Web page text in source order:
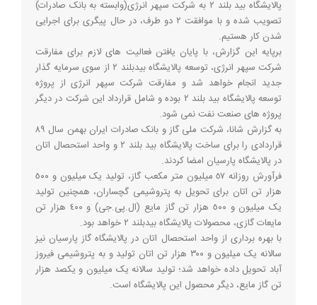
پالایشگاه بید بلند ۲ به شرکت سپهر انرژی(وابسته به بانک صادرات)
تصویب شده و با موافقت ۲ دو طرف، در حال پیگری برای اجرایی
شدن کار هستیم.
برپایه این گزارش، با پایان یافتن فعالیت های لازم برای مفارقت
شرکت سپهر انرژی، توسعه پالایشگاه بیدبلند ۲ از سوی سرمایه گذار
جدید انجام خواهد شد و مفارقت شرکت سپهر انرژی از پروژه
توسعه پالایشگاه بید بلند ۲ بوده و شامل قرارداد این شرکت در دیگر
پروژه های صنعت نفت نمی شود.
به گزارش شانا، شرکت ملی گاز و بانک صادرات ایران بهمن سال ٨٩
قراردادی را برای ساخت پالایشگاه بید بلند ٢ و واحد استحصال اتان
در پالایشگاه پارسیان امضا کردند.
فرآورش روزانه ٥٧ میلیون متر مکعب گاز، تولید یک میلیون و ٥٠٠
هزار تن اتان برای تحویل به پتروشیمی گچساران، همچنین تولید
یک میلیون و ٥٠٠ هزار تن گاز مایع (ال.پی.جی) و ٤٠٠ هزار تن
مایعات گازی، محصولات پالایشگاه بیدبلند ٢ خواهد بود.
با بهره برداری از واحد استحصال اتان در پالایشگاه گاز پارسیان نیز
سالانه یک میلیون و ٣٠٠ هزار تن اتان تولید و به پتروشیمی فیروز
آباد تحویل داده خواهد شد؛ تولید سالانه یک میلیون و یکصد هزار
تن گاز مایع، دیگر محصول این پالایشگاه است.